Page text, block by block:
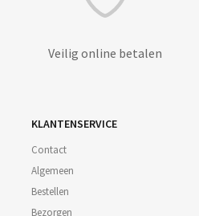
Veilig online betalen
KLANTENSERVICE
Contact
Algemeen
Bestellen
Bezorgen